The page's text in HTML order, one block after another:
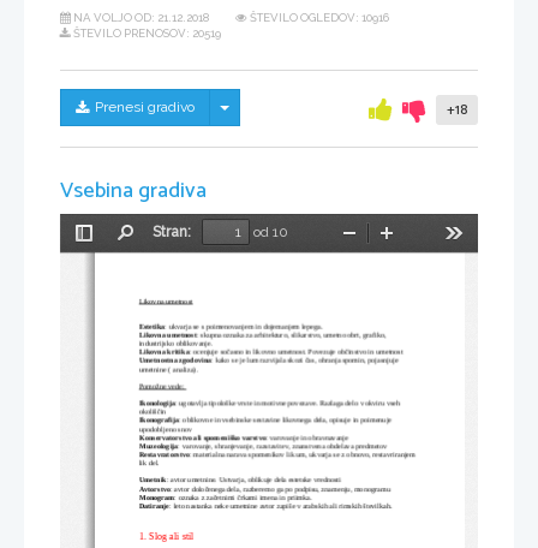
NA VOLJO OD: 21.12.2018
ŠTEVILO OGLEDOV: 10916
ŠTEVILO PRENOSOV: 20519
Prenesi gradivo Skrij/prikaži meni +18
Vsebina gradiva
Preklopi
Stran:
od 10
Pomanjšaj
Likovna umetnost
Estetika: ukvarja se s poimenovanjem in dojemanjem lepega.
Likovna umetnost: skupna oznaka za arhitekturo, slikarstvo, umetno obrt, grafiko,
industrijsko oblikovanje.
Likovna kritika: ocenjuje sočasno in likovno umetnost. Povezuje občinstvo in umetnost
Umetnostna zgodovina: kako se je lum razvijala skozi čas, ohranja spomin, pojasnjuje
umetnine ( analiza).
Pomožne vede:
Ikonologija: ugotavlja tipološke vrste in motivne povezave. Razlaga delo v okviru vseh
okoliščin
Ikonografija: oblikovne in vsebinske sestavine likovnega dela, opisuje in poimenuje
upodobljeno snov
Konservatorstvo ali spomeniško varstvo: varovanje in obravnavanje
Muzeologija: varovanje, shranjevanje, razstavitev, znanstvena obdelava predmetov
Restavratorstvo: materialna narava spomenikov lik um, ukvarja se z obnovo, restavriranjem
lik del.
Umetnik: avtor umetnine. Ustvarja, oblikuje dela estetske vrednosti
Avtorstvo: avtor določenega dela, razberemo ga po podpisu, znamenju, monogramu
Monogram: oznaka z začetnimi črkami imena in priimka.
Datiranje: leto nastanka neke umetnine avtor zapiše v arabskih ali rimskih številkah.
1. Slog ali stil